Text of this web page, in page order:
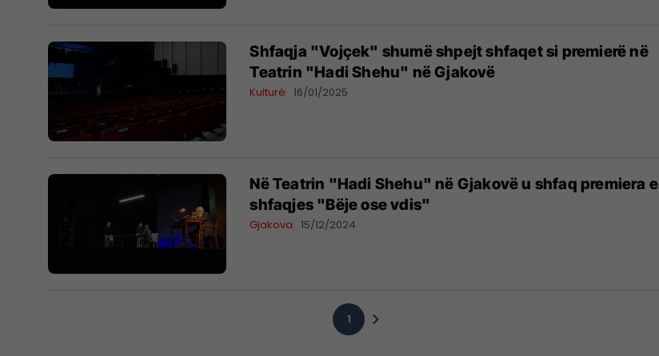
Shfaqja "Vojçek" shumë shpejt shfaqet si premierë në
Teatrin "Hadi Shehu" në Gjakovë
Kulturë 16/01/2025
Në Teatrin "Hadi Shehu" në Gjakovë u shfaq premiera e
shfaqjes "Bëje ose vdis"
Gjakova 15/12/2024
1